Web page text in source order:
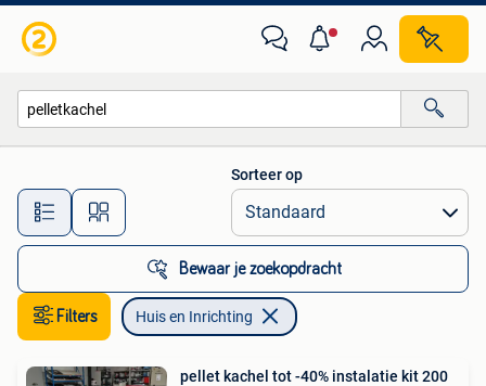
Alle afstanden…
Sorteer op
Bewaar je zoekopdracht
Filters Huis en Inrichting
pellet kachel tot -40% instalatie kit 200